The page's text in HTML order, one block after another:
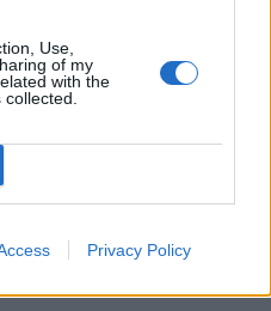
Use,
of my
with the
Privacy Policy
στη ζωή αυτών των
μπορεί να χαλαρώσει το